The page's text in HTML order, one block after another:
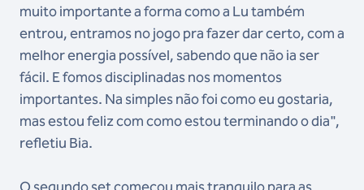
muito importante a forma como a Lu também
entrou, entramos no jogo pra fazer dar certo, com a
melhor energia possível, sabendo que não ia ser
fácil. E fomos disciplinadas nos momentos
importantes. Na simples não foi como eu gostaria,
mas estou feliz com como estou terminando o dia",
refletiu Bia.